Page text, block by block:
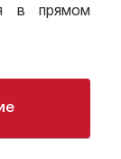
в прямом